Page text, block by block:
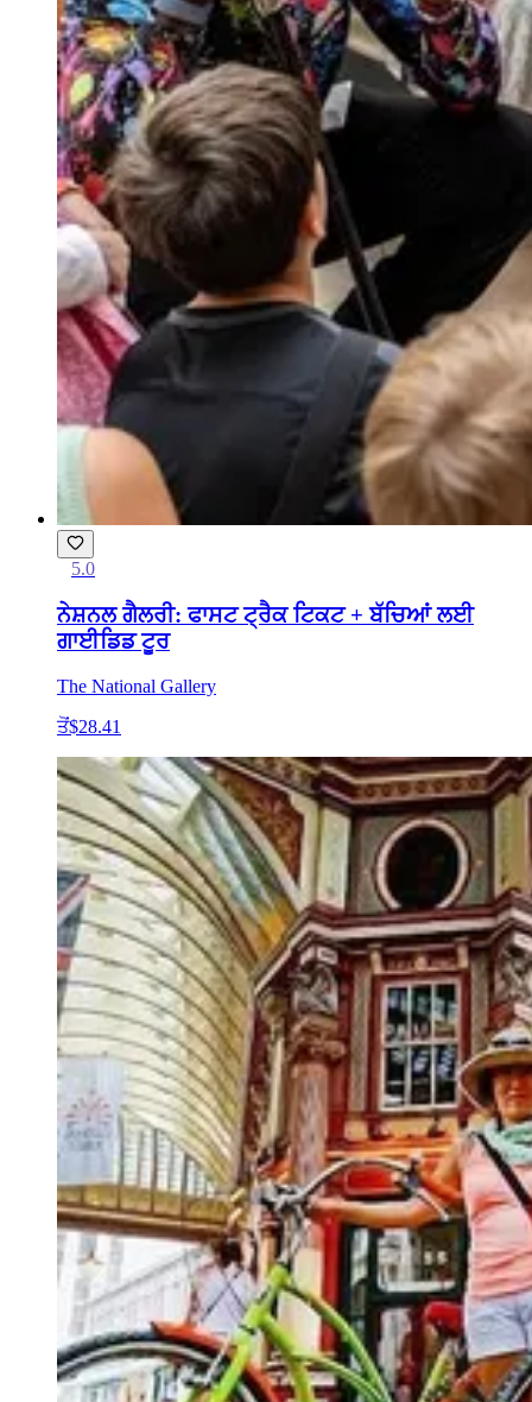
5.0
ਨੇਸ਼ਨਲ ਗੈਲਰੀ: ਫਾਸਟ ਟ੍ਰੈਕ ਟਿਕਟ + ਬੱਚਿਆਂ ਲਈ
ਗਾਈਡਿਡ ਟੂਰ
The National Gallery
ਤੋਂ$28.41